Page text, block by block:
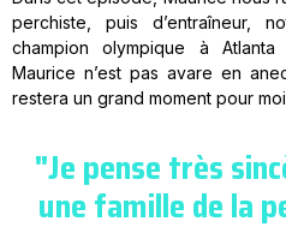
perchiste, puis d’entraîneur,
champion olympique à Atlanta
Maurice n’est pas avare en
restera un grand moment pour
"Je pense très
une famille de la